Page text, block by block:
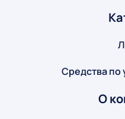
Средства по
О